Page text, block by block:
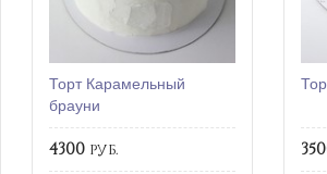
Торт Карамельный
брауни
4300 руб.